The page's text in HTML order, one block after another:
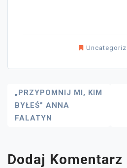
Nawigacja
Wpisu
„PRZYPOMNIJ MI, KIM
BYŁEŚ” ANNA
FALATYN
Dodaj Komentarz